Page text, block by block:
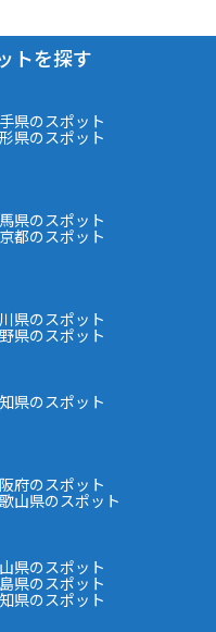
トを探す
県のスポット
県のスポット
県のスポット
都のスポット
県のスポット
県のスポット
県のスポット
府のスポット
山県のスポット
県のスポット
県のスポット
県のスポット